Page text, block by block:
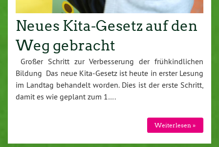
Neues Kita-Gesetz auf den
Weg gebracht
Großer Schritt zur Verbesserung der frühkindlichen
Bildung Das neue Kita-Gesetz ist heute in erster Lesung
im Landtag behandelt worden. Dies ist der erste Schritt,
damit es wie geplant zum 1….
Weiterlesen »